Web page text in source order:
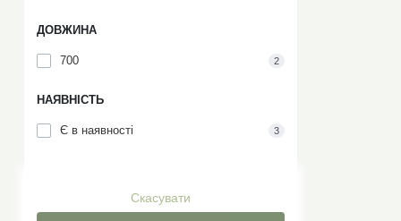
ДОВЖИНА
700 2
НАЯВНІСТЬ
Є в наявності 3
Скасувати